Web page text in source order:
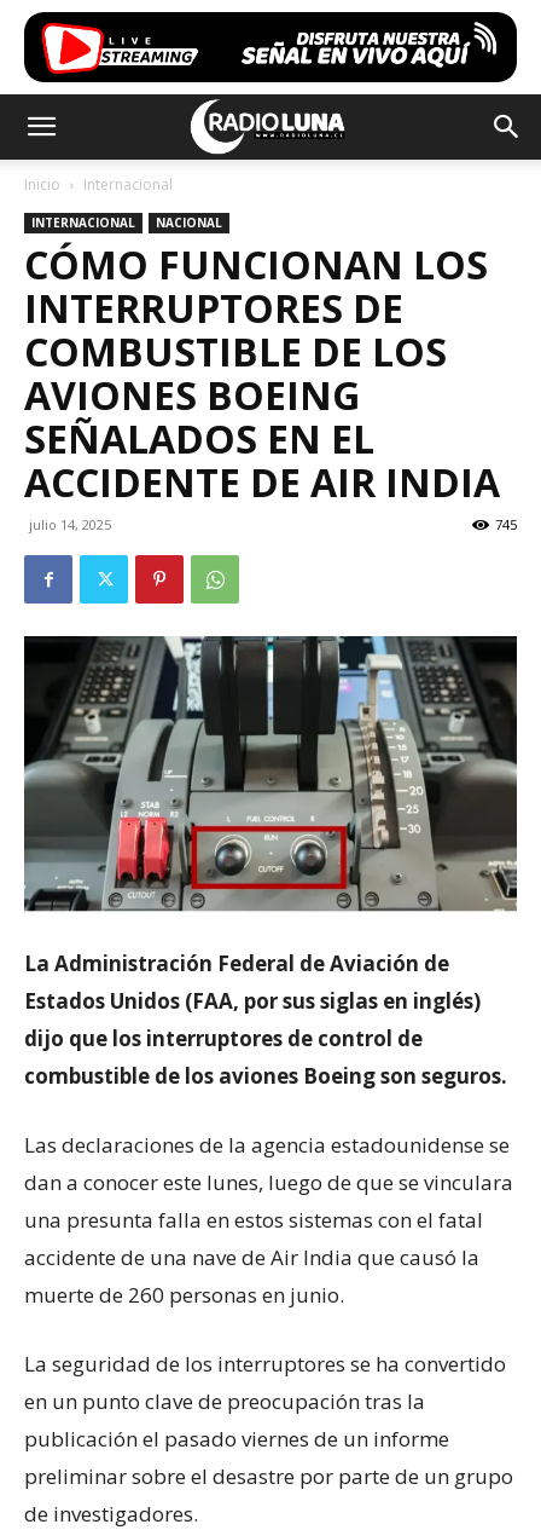
Inicio Internacional
INTERNACIONAL NACIONAL
CÓMO FUNCIONAN LOS
INTERRUPTORES DE
COMBUSTIBLE DE LOS
AVIONES BOEING
SEÑALADOS EN EL
ACCIDENTE DE AIR INDIA
julio 14, 2025 745
La Administración Federal de Aviación de
Estados Unidos (FAA, por sus siglas en inglés)
dijo que los interruptores de control de
combustible de los aviones Boeing son seguros.
Las declaraciones de la agencia estadounidense se
dan a conocer este lunes, luego de que se vinculara
una presunta falla en estos sistemas con el fatal
accidente de una nave de Air India que causó la
muerte de 260 personas en junio.
La seguridad de los interruptores se ha convertido
en un punto clave de preocupación tras la
publicación el pasado viernes de un informe
preliminar sobre el desastre por parte de un grupo
de investigadores.